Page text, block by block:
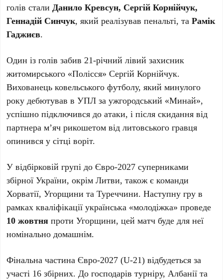
голів сталиДанило Кревсун, Сергій Корнійчук,
Геннадій Синчук, який реалізував пенальті, таРамік
Гаджиєв.
Один із голів забив 21-річний лівий захисник
житомирського «Полісся» Сергій Корнійчук.
Вихованець ковельського футболу, який минулого
року дебютував в УПЛ за ужгородський «Минай»,
успішно підключився до атаки, і після скидання від
партнера м’яч рикошетом від литовського гравця
опинився у сітці воріт.
У відбірковій групі до Євро-2027 суперниками
збірної України, окрім Литви, також є команди
Хорватії, Угорщини та Туреччини. Наступну гру в
рамках кваліфікації українська «молодіжка» проведе
10 жовтня проти Угорщини, цей матч буде для неї
номінально домашнім.
Фінальна частина Євро-2027 (U-21) відбудеться за
участі 16 збірних. До господарів турніру, Албанії та